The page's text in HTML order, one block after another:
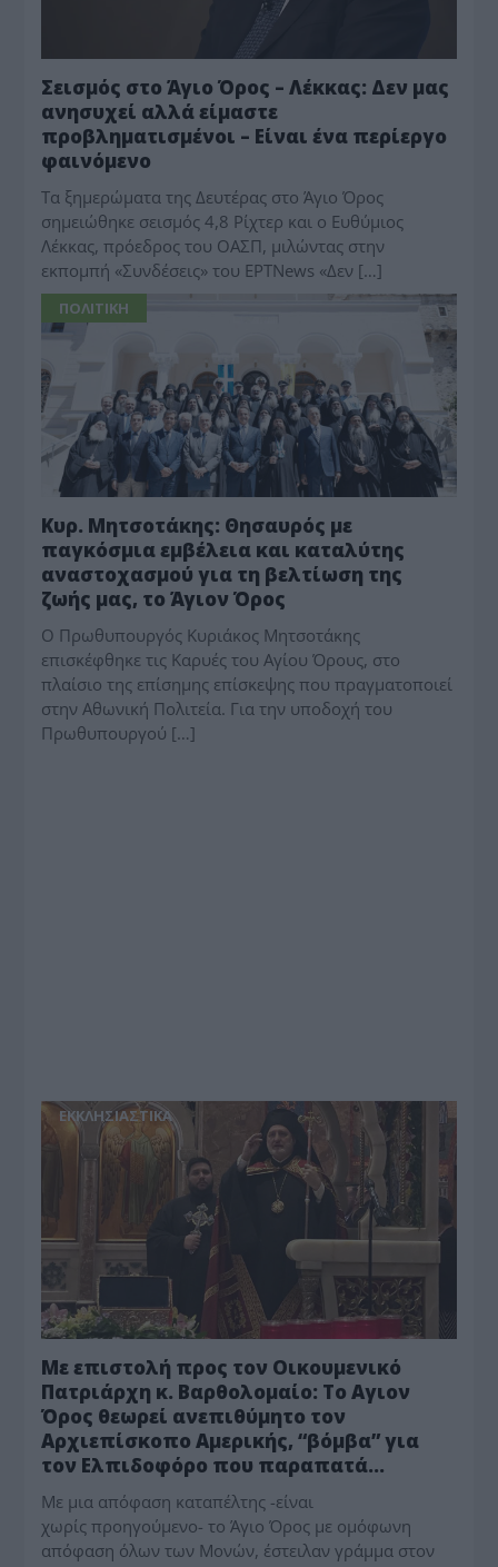
Σεισμός στο Άγιο Όρος – Λέκκας: Δεν μας
ανησυχεί αλλά είμαστε
προβληματισμένοι – Eίναι ένα περίεργο
φαινόμενο
Τα ξημερώματα της Δευτέρας στο Άγιο Όρος
σημειώθηκε σεισμός 4,8 Ρίχτερ και ο Ευθύμιος
Λέκκας, πρόεδρος του ΟΑΣΠ, μιλώντας στην
εκπομπή «Συνδέσεις» του ΕΡΤΝews «Δεν […]
ΠΟΛΙΤΙΚΗ
Κυρ. Μητσοτάκης: Θησαυρός με
παγκόσμια εμβέλεια και καταλύτης
αναστοχασμού για τη βελτίωση της
ζωής μας, το Άγιον Όρος
Ο Πρωθυπουργός Κυριάκος Μητσοτάκης
επισκέφθηκε τις Καρυές του Αγίου Όρους, στο
πλαίσιο της επίσημης επίσκεψης που πραγματοποιεί
στην Αθωνική Πολιτεία. Για την υποδοχή του
Πρωθυπουργού […]
ΕΚΚΛΗΣΙΑΣΤΙΚΑ
Με επιστολή προς τον Οικουμενικό
Πατριάρχη κ. Βαρθολομαίο: Το Αγιον
Όρος θεωρεί ανεπιθύμητο τον
Αρχιεπίσκοπο Αμερικής, “βόμβα” για
τον Ελπιδοφόρο που παραπατά…
Με μια απόφαση καταπέλτης -είναι
χωρίς προηγούμενο- το Άγιο Όρος με ομόφωνη
απόφαση όλων των Μονών, έστειλαν γράμμα στον